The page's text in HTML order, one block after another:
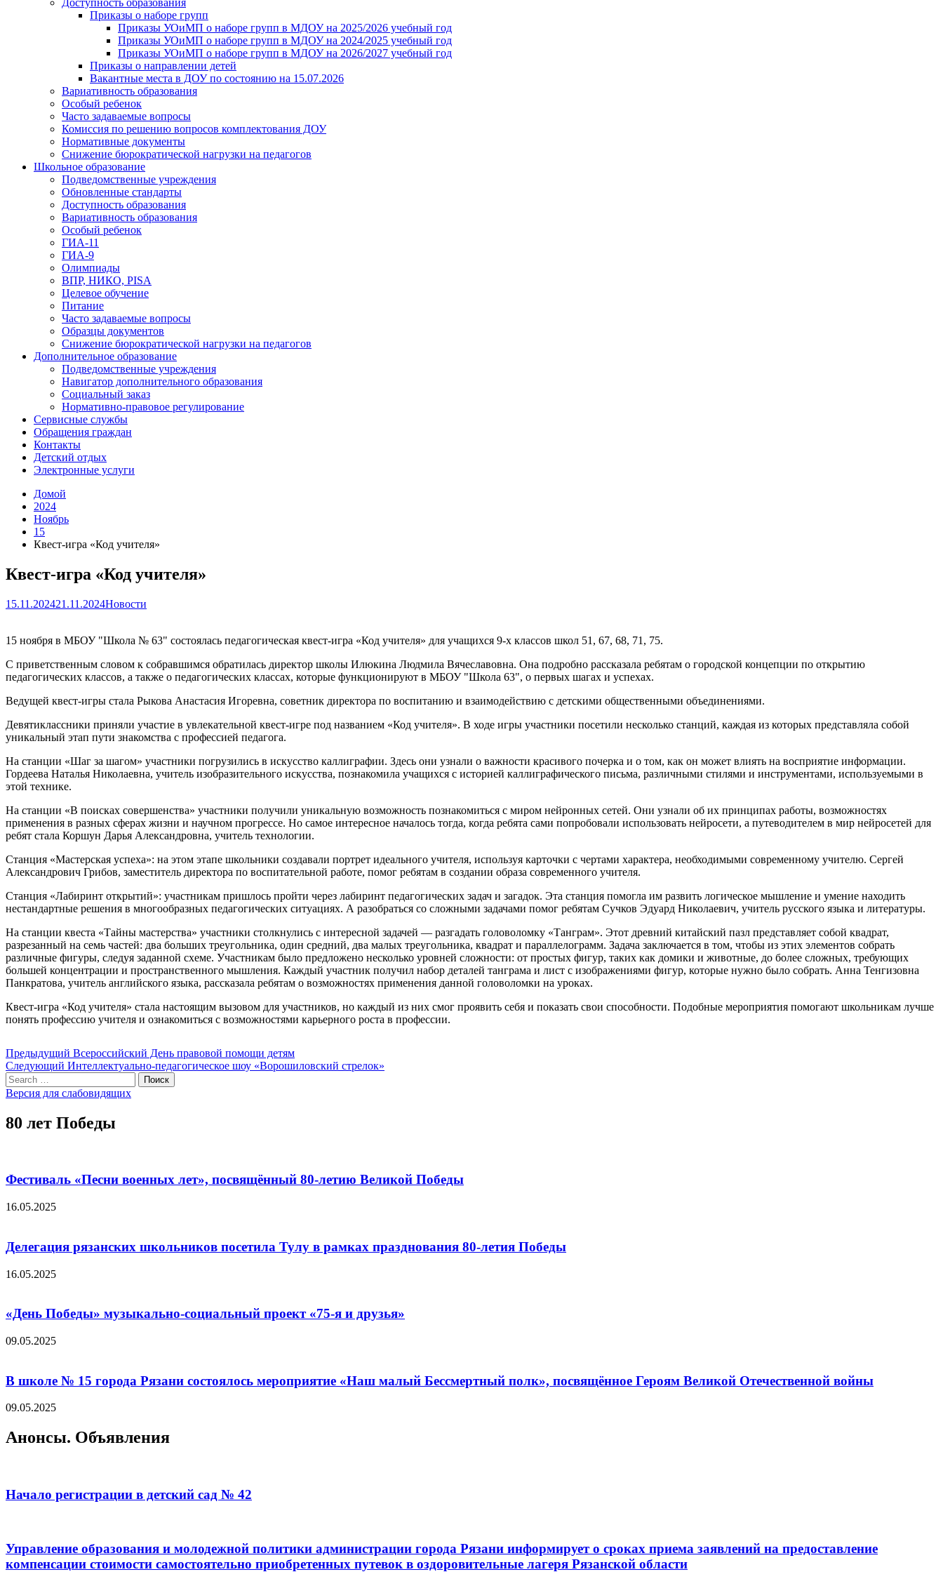
Доступность образования
Приказы о наборе групп
Приказы УОиМП о наборе групп в МДОУ на 2025/2026 учебный год
Приказы УОиМП о наборе групп в МДОУ на 2024/2025 учебный год
Приказы УОиМП о наборе групп в МДОУ на 2026/2027 учебный год
Приказы о направлении детей
Вакантные места в ДОУ по состоянию на 15.07.2026
Вариативность образования
Особый ребенок
Часто задаваемые вопросы
Комиссия по решению вопросов комплектования ДОУ
Нормативные документы
Снижение бюрократической нагрузки на педагогов
Школьное образование
Подведомственные учреждения
Обновленные стандарты
Доступность образования
Вариативность образования
Особый ребенок
ГИА-11
ГИА-9
Олимпиады
ВПР, НИКО, PISA
Целевое обучение
Питание
Часто задаваемые вопросы
Образцы документов
Снижение бюрократической нагрузки на педагогов
Дополнительное образование
Подведомственные учреждения
Навигатор дополнительного образования
Социальный заказ
Нормативно-правовое регулирование
Сервисные службы
Обращения граждан
Контакты
Детский отдых
Электронные услуги
Домой
2024
Ноябрь
15
Квест-игра «Код учителя»
Квест-игра «Код учителя»
15.11.202421.11.2024Новости
15 ноября в МБОУ "Школа № 63" состоялась педагогическая квест-игра «Код учителя» для учащихся 9-х классов школ 51, 67, 68, 71, 75.
С приветственным словом к собравшимся обратилась директор школы Илюкина Людмила Вячеславовна. Она подробно рассказала ребятам о городской концепции по открытию
педагогических классов, а также о педагогических классах, которые функционируют в МБОУ "Школа 63", о первых шагах и успехах.
Ведущей квест-игры стала Рыкова Анастасия Игоревна, советник директора по воспитанию и взаимодействию с детскими общественными объединениями.
Девятиклассники приняли участие в увлекательной квест-игре под названием «Код учителя». В ходе игры участники посетили несколько станций, каждая из которых представляла собой
уникальный этап пути знакомства с профессией педагога.
На станции «Шаг за шагом» участники погрузились в искусство каллиграфии. Здесь они узнали о важности красивого почерка и о том, как он может влиять на восприятие информации.
Гордеева Наталья Николаевна, учитель изобразительного искусства, познакомила учащихся с историей каллиграфического письма, различными стилями и инструментами, используемыми в
этой технике.
На станции «В поисках совершенства» участники получили уникальную возможность познакомиться с миром нейронных сетей. Они узнали об их принципах работы, возможностях
применения в разных сферах жизни и научном прогрессе. Но самое интересное началось тогда, когда ребята сами попробовали использовать нейросети, а путеводителем в мир нейросетей для
ребят стала Коршун Дарья Александровна, учитель технологии.
Станция «Мастерская успеха»: на этом этапе школьники создавали портрет идеального учителя, используя карточки с чертами характера, необходимыми современному учителю. Сергей
Александрович Грибов, заместитель директора по воспитательной работе, помог ребятам в создании образа современного учителя.
Станция «Лабиринт открытий»: участникам пришлось пройти через лабиринт педагогических задач и загадок. Эта станция помогла им развить логическое мышление и умение находить
нестандартные решения в многообразных педагогических ситуациях. А разобраться со сложными задачами помог ребятам Сучков Эдуард Николаевич, учитель русского языка и литературы.
На станции квеста «Тайны мастерства» участники столкнулись с интересной задачей — разгадать головоломку «Танграм». Этот древний китайский пазл представляет собой квадрат,
разрезанный на семь частей: два больших треугольника, один средний, два малых треугольника, квадрат и параллелограмм. Задача заключается в том, чтобы из этих элементов собрать
различные фигуры, следуя заданной схеме. Участникам было предложено несколько уровней сложности: от простых фигур, таких как домики и животные, до более сложных, требующих
большей концентрации и пространственного мышления. Каждый участник получил набор деталей танграма и лист с изображениями фигур, которые нужно было собрать. Анна Тенгизовна
Панкратова, учитель английского языка, рассказала ребятам о возможностях применения данной головоломки на уроках.
Квест-игра «Код учителя» стала настоящим вызовом для участников, но каждый из них смог проявить себя и показать свои способности. Подобные мероприятия помогают школьникам лучше
понять профессию учителя и ознакомиться с возможностями карьерного роста в профессии.
Навигация
по
записям
Предыдущий Предыдущий
пост:
Всероссийский День правовой помощи детям
Следующий Следующий
Интеллектуально-педагогическое шоу «Ворошиловский стрелок»
Search
for:
Поиск
Версия для слабовидящих
80 лет Победы
Фестиваль «Песни военных лет», посвящённый 80-летию Великой Победы
16.05.2025
Делегация рязанских школьников посетила Тулу в рамках празднования 80-летия Победы
16.05.2025
«День Победы» музыкально-социальный проект «75-я и друзья»
09.05.2025
В школе № 15 города Рязани состоялось мероприятие «Наш малый Бессмертный полк», посвящённое Героям Великой Отечественной войны
09.05.2025
Анонсы. Объявления
Начало регистрации в детский сад № 42
Управление образования и молодежной политики администрации города Рязани информирует о сроках приема заявлений на предоставление
компенсации стоимости самостоятельно приобретенных путевок в оздоровительные лагеря Рязанской области